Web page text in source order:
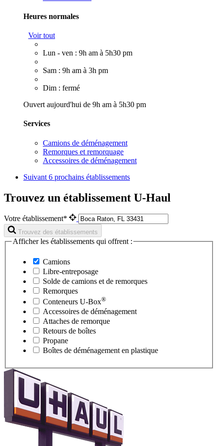
Heures normales
Voir tout
Lun - ven : 9h am à 5h30 pm
Sam : 9h am à 3h pm
Dim : fermé
Ouvert aujourd'hui de 9h am à 5h30 pm
Services
Camions de déménagement
Remorques et remorquage
Accessoires de déménagement
Suivant 6 prochains établissements
Trouvez un établissement U-Haul
Votre établissement*
Trouvez des établissements
Afficher les établissements qui offrent :
Camions
Libre-entreposage
Solde de camions et de remorques
Remorques
Conteneurs U-Box®
Accessoires de déménagement
Attaches de remorque
Retours de boîtes
Propane
Boîtes de déménagement en plastique